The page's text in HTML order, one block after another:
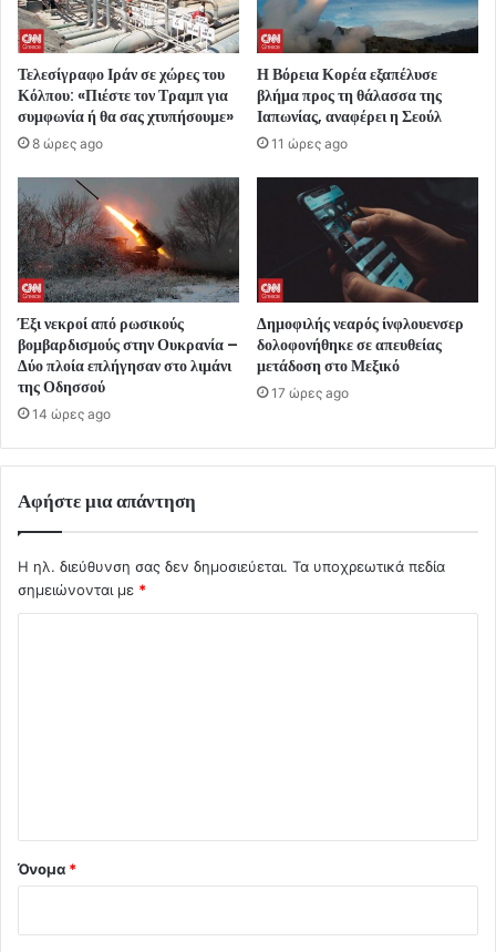
Τελεσίγραφο Ιράν σε χώρες του
Κόλπου: «Πιέστε τον Τραμπ για
συμφωνία ή θα σας χτυπήσουμε»
8 ώρες ago
Η Βόρεια Κορέα εξαπέλυσε
βλήμα προς τη θάλασσα της
Ιαπωνίας, αναφέρει η Σεούλ
11 ώρες ago
Έξι νεκροί από ρωσικούς
βομβαρδισμούς στην Ουκρανία –
Δύο πλοία επλήγησαν στο λιμάνι
της Οδησσού
14 ώρες ago
Δημοφιλής νεαρός ίνφλουενσερ
δολοφονήθηκε σε απευθείας
μετάδοση στο Μεξικό
17 ώρες ago
Αφήστε μια απάντηση
Η ηλ. διεύθυνση σας δεν δημοσιεύεται. Τα υποχρεωτικά πεδία
σημειώνονται με *
Όνομα *